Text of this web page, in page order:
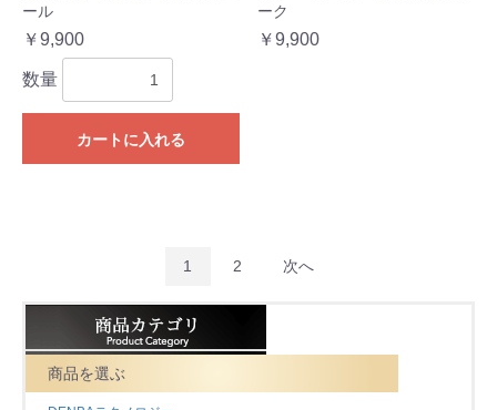
ール
￥9,900
数量
カートに入れる
ーク
￥9,900
1 2 次へ
商品を選ぶ